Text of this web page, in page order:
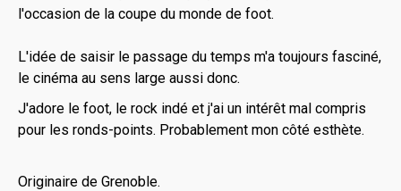
l'occasion de la coupe du monde de foot.
L'idée de saisir le passage du temps m'a toujours fasciné,
le cinéma au sens large aussi donc.
J'adore le foot, le rock indé et j'ai un intérêt mal compris
pour les ronds-points. Probablement mon côté esthète.
Originaire de Grenoble.